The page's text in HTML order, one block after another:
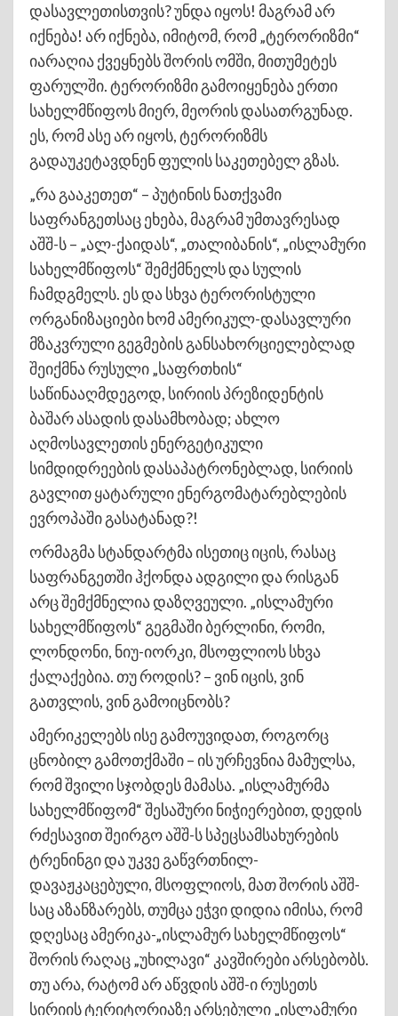
დასავლეთისთვის? უნდა იყოს! მაგრამ არ
იქნება! არ იქნება, იმიტომ, რომ „ტერორიზმი“
იარაღია ქვეყნებს შორის ომში, მითუმეტეს
ფარულში. ტერორიზმი გამოიყენება ერთი
სახელმწიფოს მიერ, მეორის დასათრგუნად.
ეს, რომ ასე არ იყოს, ტერორიზმს
გადაუკეტავდნენ ფულის საკეთებელ გზას.
„რა გააკეთეთ“ – პუტინის ნათქვამი
საფრანგეთსაც ეხება, მაგრამ უმთავრესად
აშშ-ს – „ალ-ქაიდას“, „თალიბანის“, „ისლამური
სახელმწიფოს“ შემქმნელს და სულის
ჩამდგმელს. ეს და სხვა ტერორისტული
ორგანიზაციები ხომ ამერიკულ-დასავლური
მზაკვრული გეგმების განსახორციელებლად
შეიქმნა რუსული „საფრთხის“
საწინააღმდეგოდ, სირიის პრეზიდენტის
ბაშარ ასადის დასამხობად; ახლო
აღმოსავლეთის ენერგეტიკული
სიმდიდრეების დასაპატრონებლად, სირიის
გავლით ყატარული ენერგომატარებლების
ევროპაში გასატანად?!
ორმაგმა სტანდარტმა ისეთიც იცის, რასაც
საფრანგეთში ჰქონდა ადგილი და რისგან
არც შემქმნელია დაზღვეული. „ისლამური
სახელმწიფოს“ გეგმაში ბერლინი, რომი,
ლონდონი, ნიუ-იორკი, მსოფლიოს სხვა
ქალაქებია. თუ როდის? – ვინ იცის, ვინ
გათვლის, ვინ გამოიცნობს?
ამერიკელებს ისე გამოუვიდათ, როგორც
ცნობილ გამოთქმაში – ის ურჩევნია მამულსა,
რომ შვილი სჯობდეს მამასა. „ისლამურმა
სახელმწიფომ“ შესაშური ნიჭიერებით, დედის
რძესავით შეირგო აშშ-ს სპეცსამსახურების
ტრენინგი და უკვე გაწვრთნილ-
დავაჟკაცებული, მსოფლიოს, მათ შორის აშშ-
საც აზანზარებს, თუმცა ეჭვი დიდია იმისა, რომ
დღესაც ამერიკა-„ისლამურ სახელმწიფოს“
შორის რაღაც „უხილავი“ კავშირები არსებობს.
თუ არა, რატომ არ აწვდის აშშ-ი რუსეთს
სირიის ტერიტორიაზე არსებული „ისლამური